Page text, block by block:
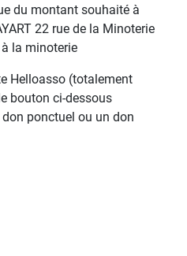
du montant souhaité à
22 rue de la Minoterie
la minoterie
Helloasso (totalement
bouton ci-dessous
ponctuel ou un don